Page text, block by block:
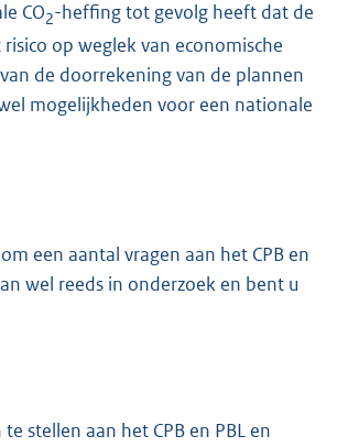
CO2-heffing tot gevolg heeft dat de
op weglek van economische
de doorrekening van de plannen
mogelijkheden voor een nationale
een aantal vragen aan het CPB en
wel reeds in onderzoek en bent u
stellen aan het CPB en PBL en